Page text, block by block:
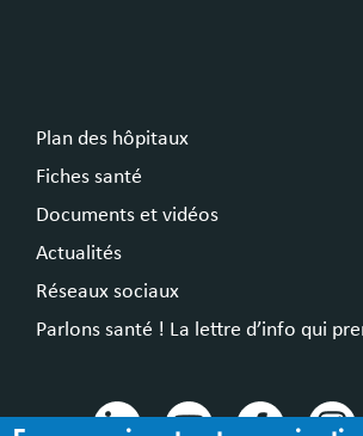
Plan des hôpitaux
Fiches santé
Documents et vidéos
Actualités
Réseaux sociaux
Parlons santé ! La lettre d’info qui